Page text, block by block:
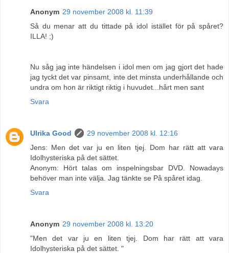
Anonym 29 november 2008 kl. 11:39
Så du menar att du tittade på idol istället för på spåret?
ILLA! ;)
Nu såg jag inte händelsen i idol men om jag gjort det hade
jag tyckt det var pinsamt, inte det minsta underhållande och
undra om hon är riktigt riktig i huvudet...hårt men sant
Svara
Ulrika Good
29 november 2008 kl. 12:16
Jens: Men det var ju en liten tjej. Dom har rätt att vara
Idolhysteriska på det sättet.
Anonym: Hört talas om inspelningsbar DVD. Nowadays
behöver man inte välja. Jag tänkte se På spåret idag.
Svara
Anonym 29 november 2008 kl. 13:20
"Men det var ju en liten tjej. Dom har rätt att vara
Idolhysteriska på det sättet. "